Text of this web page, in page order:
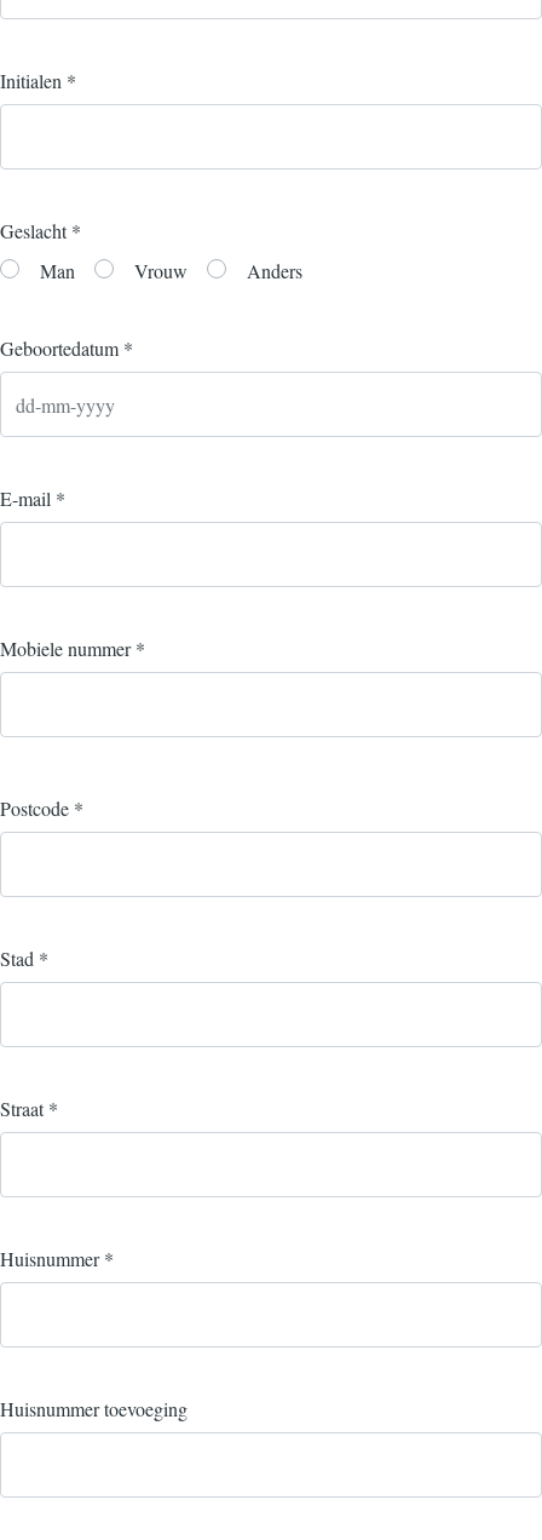
Initialen *
Geslacht*
Man
Vrouw Anders
Geboortedatum *
E-mail *
Mobiele nummer*
Postcode *
Stad *
Straat*
Huisnummer*
Huisnummer toevoeging